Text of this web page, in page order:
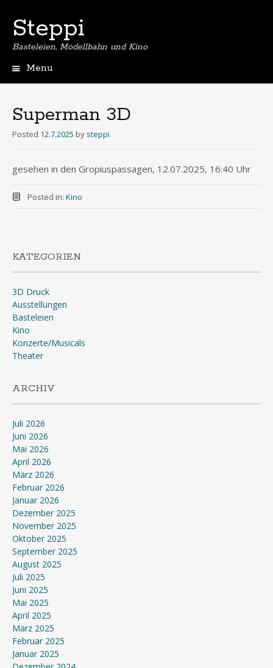
Steppi
Basteleien, Modellbahn und Kino
Menu
Superman 3D
Posted 12.7.2025 by steppi
gesehen in den Gropiuspassagen, 12.07.2025, 16:40 Uhr
Posted in: Kino
KATEGORIEN
3D Druck
Ausstellungen
Basteleien
Kino
Konzerte/Musicals
Theater
ARCHIV
Juli 2026
Juni 2026
Mai 2026
April 2026
März 2026
Februar 2026
Januar 2026
Dezember 2025
November 2025
Oktober 2025
September 2025
August 2025
Juli 2025
Juni 2025
Mai 2025
April 2025
März 2025
Februar 2025
Januar 2025